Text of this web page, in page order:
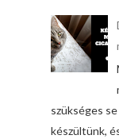
szükséges
készültünk,